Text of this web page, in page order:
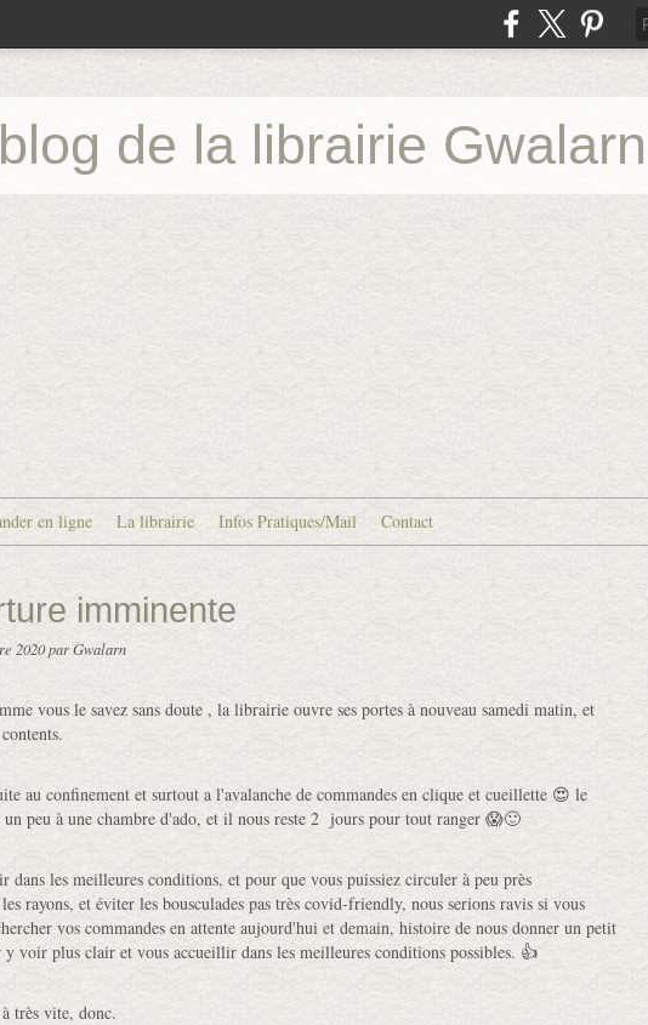
de la librairie Gwalarn
en ligne La librairie Infos Pratiques/Mail Contact
imminente
2020par Gwalarn
vous le savez sans doute , la librairie ouvre ses portes à nouveau samedi matin, et
au confinement et surtout a l'avalanche de commandes en clique et cueillette 😍 le
un peu à une chambre d'ado, et il nous reste 2 jours pour tout ranger 😱🙂
dans les meilleures conditions, et pour que vous puissiez circuler à peu près
rayons, et éviter les bousculades pas très covid-friendly, nous serions ravis si vous
vos commandes en attente aujourd'hui et demain, histoire de nous donner un petit
voir plus clair et vous accueillir dans les meilleures conditions possibles. 👍
très vite, donc.